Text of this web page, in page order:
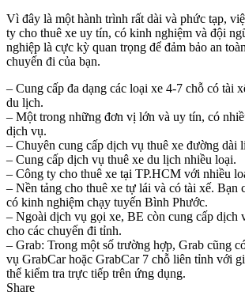
Vì đây là một hành trình rất dài và phức tạp,
ty cho thuê xe uy tín, có kinh nghiệm và đội
nghiệp là cực kỳ quan trọng để đảm bảo an
chuyến đi của bạn.
– Cung cấp đa dạng các loại xe 4-7 chỗ có tài
du lịch.
– Một trong những đơn vị lớn và uy tín, có
dịch vụ.
– Chuyên cung cấp dịch vụ thuê xe đường dài
– Cung cấp dịch vụ thuê xe du lịch nhiều loại.
– Công ty cho thuê xe tại TP.HCM với nhiều
– Nền tảng cho thuê xe tự lái và có tài xế. Bạn
có kinh nghiệm chạy tuyến Bình Phước.
– Ngoài dịch vụ gọi xe, BE còn cung cấp dịch
cho các chuyến đi tỉnh.
– Grab: Trong một số trường hợp, Grab cũng
vụ GrabCar hoặc GrabCar 7 chỗ liên tỉnh với
thể kiểm tra trực tiếp trên ứng dụng.
Share